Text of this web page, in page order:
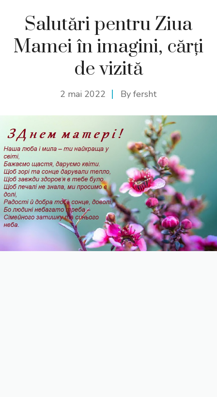
Salutări pentru Ziua
Mamei în imagini, cărți
de vizită
2 mai 2022 By fersht